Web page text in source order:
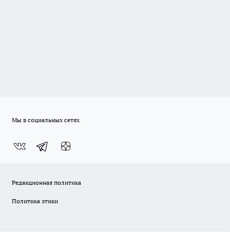
Мы в социальных сетях
Редакционная политика
Политика этики